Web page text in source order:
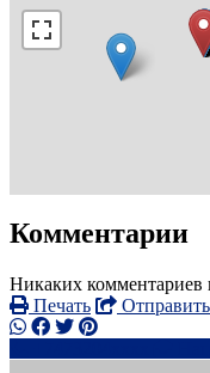
Комментарии
Никаких комментариев
Печать